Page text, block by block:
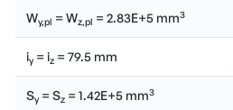
Wy,pl = Wz,pl = 2.83E+5 mm3
iy= iz = 79.5 mm
Sy= Sz = 1.42E+5 mm3